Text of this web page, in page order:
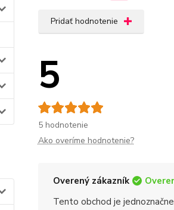
Pridať hodnotenie
5
5 hodnotenie
Ako overíme hodnotenie?
Overený zákazník
Tento obchod je